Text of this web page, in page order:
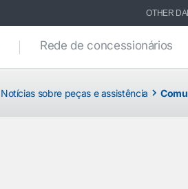
OTHER
Rede de concessionários
Notícias sobre peças e assistência